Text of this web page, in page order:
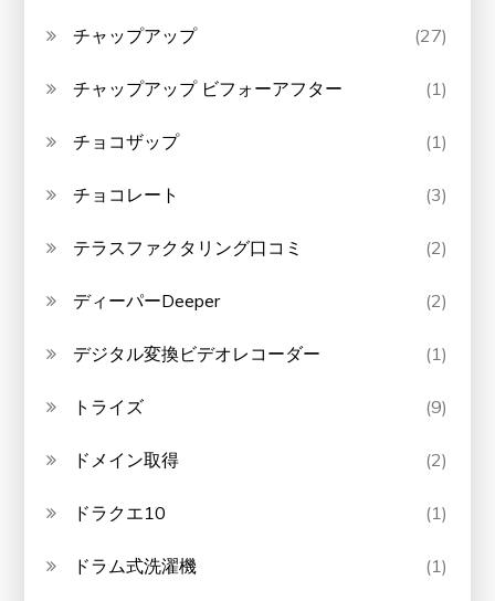
チャップアップ (27)
チャップアップ ビフォーアフター (1)
チョコザップ (1)
チョコレート (3)
テラスファクタリング口コミ (2)
ディーパーDeeper (2)
デジタル変換ビデオレコーダー (1)
トライズ (9)
ドメイン取得 (2)
ドラクエ10 (1)
ドラム式洗濯機 (1)